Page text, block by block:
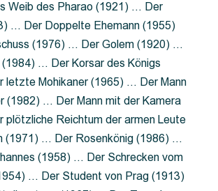
Weib des Pharao (1921) … Der
… Der Doppelte Ehemann (1955)
(1976) … Der Golem (1920) …
(1984) … Der Korsar des Königs
letzte Mohikaner (1965) … Der Mann
(1982) … Der Mann mit der Kamera
Reichtum der armen Leute
(1971) … Der Rosenkönig (1986) …
(1958) … Der Schrecken vom
… Der Student von Prag (1913)